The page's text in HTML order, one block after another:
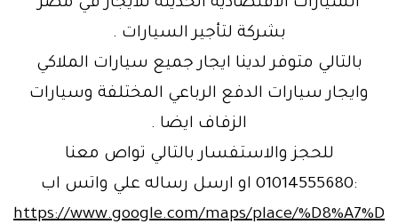
السيارات الاقتصادية الحديثة للايجار في مصر
بشركة لتأجير السيارات .
بالتالي متوفر لدينا ايجار جميع سيارات الملاكي
وايجار سيارات الدفع الرباعي المختلفة وسيارات
الزفاف ايضا .
للحجز والاستفسار بالتالي تواص معنا
:01014555680 او ارسل رساله علي واتس اب
https://www.google.com/maps/place/%D8%A7%D